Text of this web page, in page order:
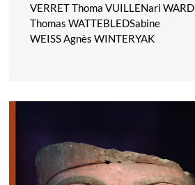
VERRET Thoma VUILLENari WARD
Thomas WATTEBLEDSabine
WEISS Agnès WINTERYAK